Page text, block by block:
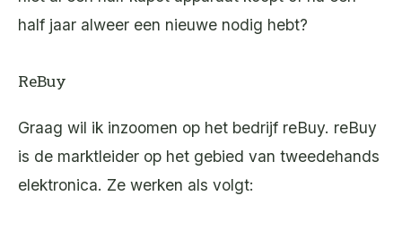
half jaar alweer een nieuwe nodig hebt?
ReBuy
Graag wil ik inzoomen op het bedrijf reBuy. reBuy
is de marktleider op het gebied van tweedehands
elektronica. Ze werken als volgt: